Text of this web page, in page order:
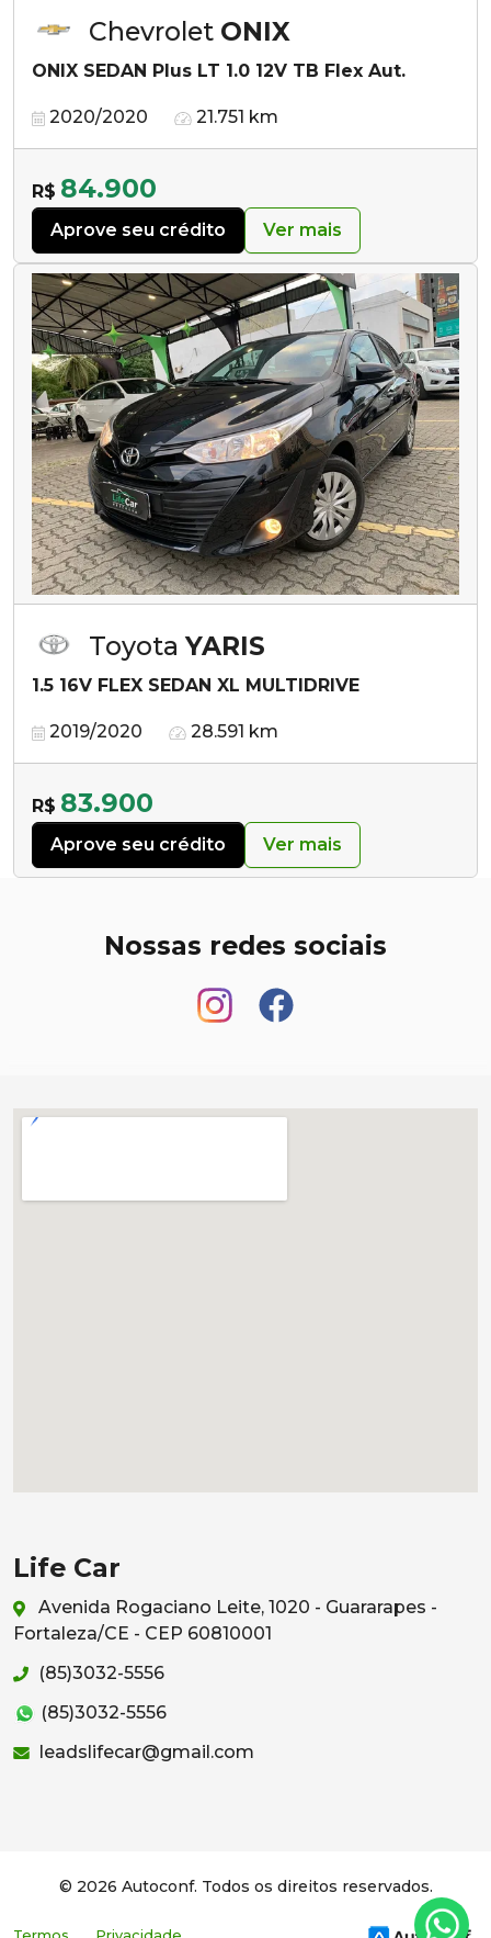
Chevrolet ONIX
ONIX SEDAN Plus LT 1.0 12V TB Flex Aut.
2020/2020 21.751 km
R$ 84.900
Aprove seu crédito Ver mais
ToyotaYARIS
1.5 16V FLEX SEDAN XL MULTIDRIVE
2019/2020 28.591 km
R$ 83.900
Aprove seu crédito Ver mais
Nossas redes sociais
Life Car
Avenida Rogaciano Leite, 1020 - Guararapes -
Fortaleza/CE - CEP 60810001
(85)3032-5556
(85)3032-5556
leadslifecar@gmail.com
© 2026 Autoconf. Todos os direitos reservados.